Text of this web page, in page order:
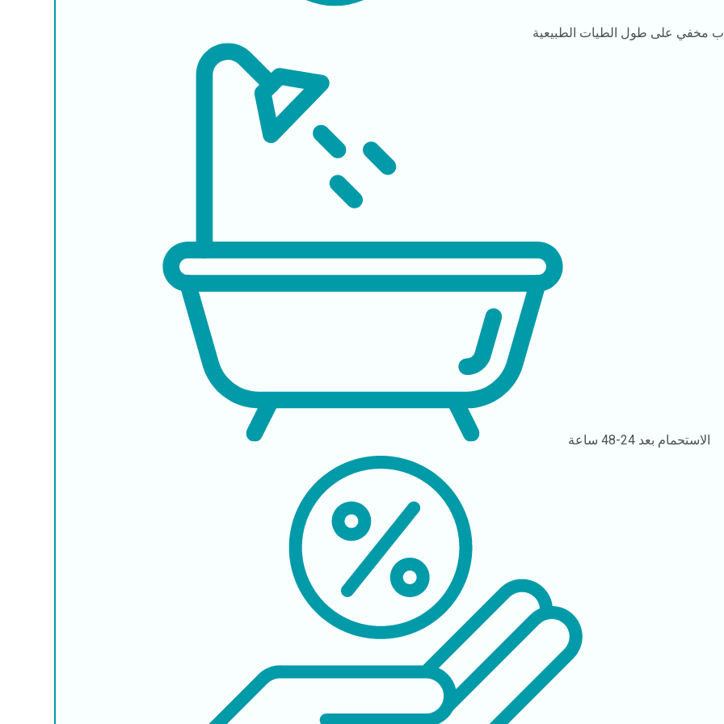
مخفي على طول الطيات الطبيعية
الاستحمام بعد 24-48 ساعة